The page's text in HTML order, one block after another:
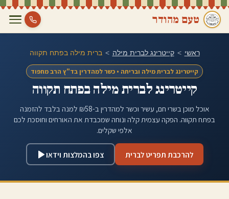
טעם מהודר
ראשי > קייטרינג לברית מילה > ברית מילה בפתח תקווה
קייטרינג לברית מילה ובריתה • כשר למהדרין בד"ץ הרב מחפוד
קייטרינג לברית מילה בפתח תקווה
אוכל מוכן בשרי חם, עשיר וכשר למהדרין ב-₪58 למנה בלבד להזמנה
בפתח תקווה. הפקה עצמית קלה ונוחה שמכבדת את האורחים וחוסכת לכם
אלפי שקלים.
להרכבת תפריט לברית צפו בהמלצות וידאו